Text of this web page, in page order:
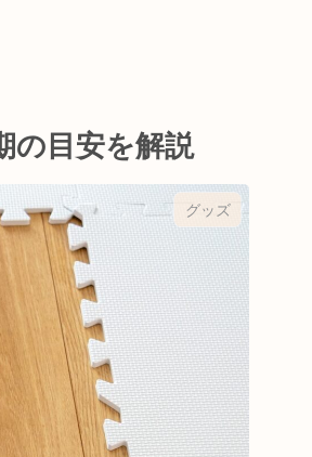
の目安を解説
グッズ